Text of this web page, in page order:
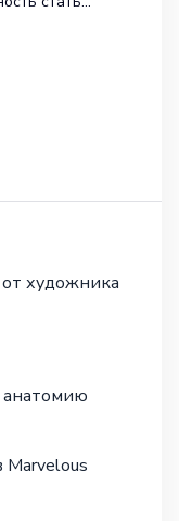
Программа
в данной
художника
анатомию